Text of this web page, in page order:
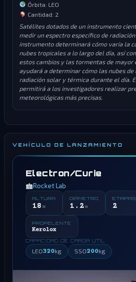
Órbita: LEO
Cantidad: 2
Satélites dotados de un instrumento
medir un espectro específico de
instrumento determinará cómo varía la
nubes tropicales a lo largo del día, así
estos cambios y las tormentas de mayor
ayudará a determinar cómo las nubes
radiación solar y térmica durante el día.
permitirá a los investigadores realizar
meteorológicas más precisas.
VEHÍCULO DE LANZAMIENTO
Electron/Curie
Rocket Lab
ALTURA
18 m
DIÁMETRO
1.2m
ETAPAS
2
PROPELENTE
Kerolox
CAPACIDAD DE CARGA ÚTIL
LEO320kg SSO200kg